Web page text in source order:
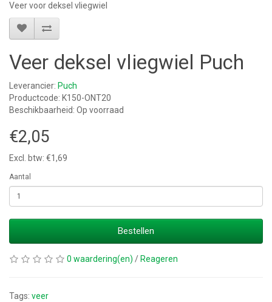
Veer voor deksel vliegwiel
Veer deksel vliegwiel Puch
Leverancier: Puch
Productcode: K150-ONT20
Beschikbaarheid: Op voorraad
€2,05
Excl. btw: €1,69
Aantal
Bestellen
0 waardering(en) / Reageren
Tags: veer